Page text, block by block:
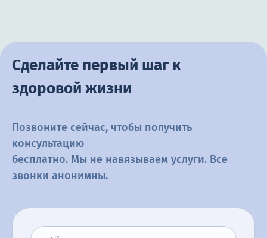
Сделайте первый шаг к
здоровой жизни
Позвоните сейчас, чтобы получить
консультацию
бесплатно. Мы не навязываем услуги. Все
звонки анонимны.